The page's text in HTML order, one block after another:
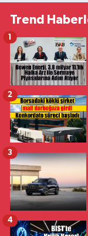
Trend
1
2
3
4